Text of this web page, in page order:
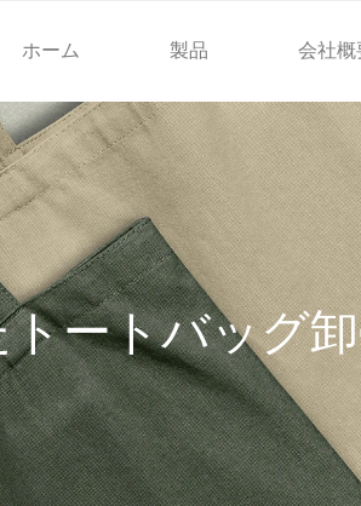
ホーム 製品 会社概
ートバッグ